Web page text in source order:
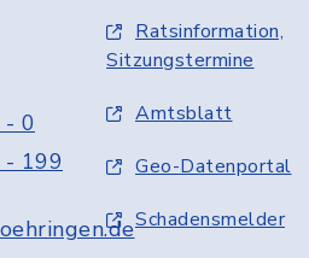
0
199
Ratsinformation,
Sitzungstermine
Amtsblatt
Geo-Datenportal
Schadensmelder